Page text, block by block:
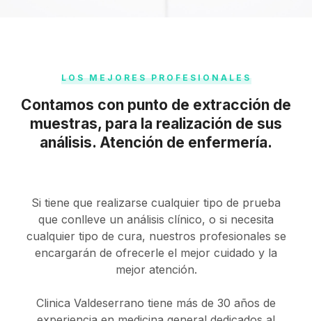
LOS MEJORES PROFESIONALES
Contamos con punto de extracción de
muestras, para la realización de sus
análisis. Atención de enfermería.
Si tiene que realizarse cualquier tipo de prueba
que conlleve un análisis clínico, o si necesita
cualquier tipo de cura, nuestros profesionales se
encargarán de ofrecerle el mejor cuidado y la
mejor atención.
Clinica Valdeserrano tiene más de 30 años de